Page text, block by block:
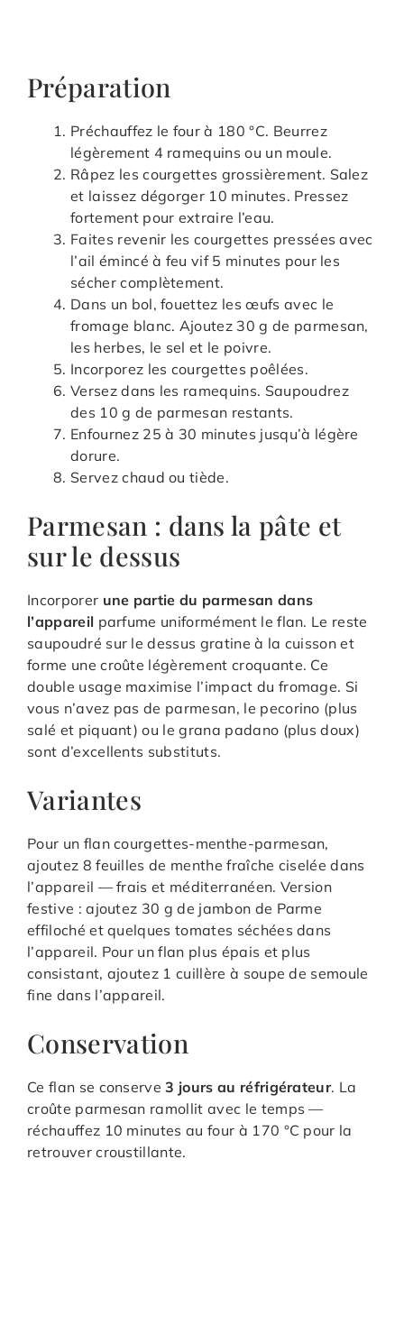
Préparation
Préchauffez le four à 180 °C. Beurrez
légèrement 4 ramequins ou un moule.
Râpez les courgettes grossièrement. Salez
et laissez dégorger 10 minutes. Pressez
fortement pour extraire l’eau.
Faites revenir les courgettes pressées avec
l’ail émincé à feu vif 5 minutes pour les
sécher complètement.
Dans un bol, fouettez les œufs avec le
fromage blanc. Ajoutez 30 g de parmesan,
les herbes, le sel et le poivre.
Incorporez les courgettes poêlées.
Versez dans les ramequins. Saupoudrez
des 10 g de parmesan restants.
Enfournez 25 à 30 minutes jusqu’à légère
dorure.
Servez chaud ou tiède.
Parmesan : dans la pâte et
sur le dessus
Incorporer une partie du parmesan dans
l’appareil parfume uniformément le flan. Le reste
saupoudré sur le dessus gratine à la cuisson et
forme une croûte légèrement croquante. Ce
double usage maximise l’impact du fromage. Si
vous n’avez pas de parmesan, le pecorino (plus
salé et piquant) ou le grana padano (plus doux)
sont d’excellents substituts.
Variantes
Pour un flan courgettes-menthe-parmesan,
ajoutez 8 feuilles de menthe fraîche ciselée dans
l’appareil — frais et méditerranéen. Version
festive : ajoutez 30 g de jambon de Parme
effiloché et quelques tomates séchées dans
l’appareil. Pour un flan plus épais et plus
consistant, ajoutez 1 cuillère à soupe de semoule
fine dans l’appareil.
Conservation
Ce flan se conserve3 jours au réfrigérateur. La
croûte parmesan ramollit avec le temps —
réchauffez 10 minutes au four à 170 °C pour la
retrouver croustillante.